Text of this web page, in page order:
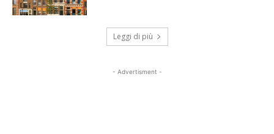
Leggi di più
- Advertisment -